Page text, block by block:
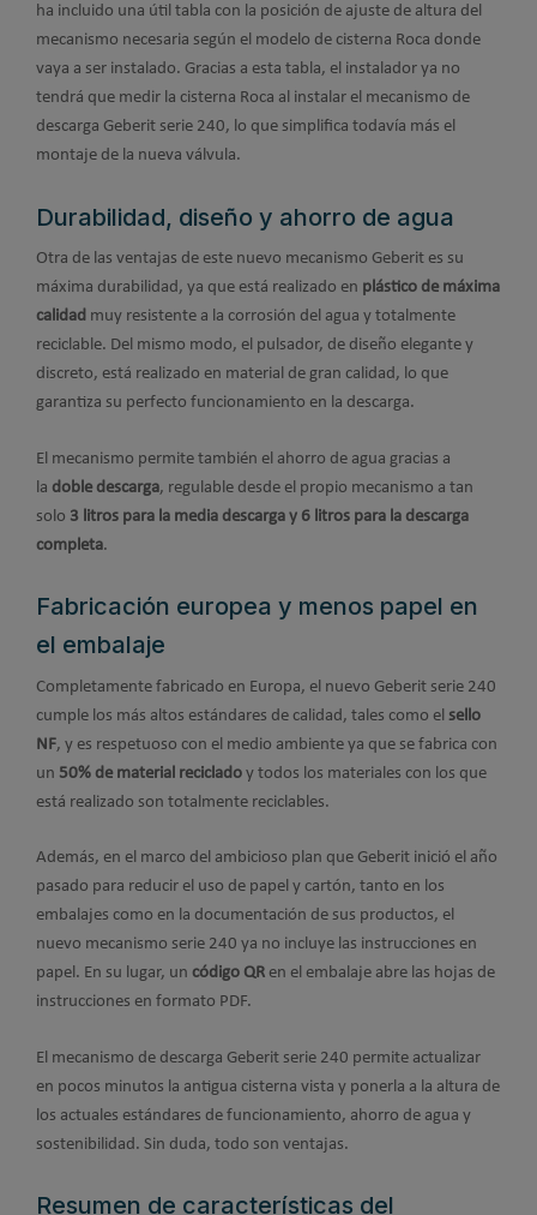
ha incluido una útil tabla con la posición de ajuste de altura del
mecanismo necesaria según el modelo de cisterna Roca donde
vaya a ser instalado. Gracias a esta tabla, el instalador ya no
tendrá que medir la cisterna Roca al instalar el mecanismo de
descarga Geberit serie 240, lo que simplifica todavía más el
montaje de la nueva válvula.
Durabilidad, diseño y ahorro de agua
Otra de las ventajas de este nuevo mecanismo Geberit es su
máxima durabilidad, ya que está realizado en plástico de máxima
calidad muy resistente a la corrosión del agua y totalmente
reciclable. Del mismo modo, el pulsador, de diseño elegante y
discreto, está realizado en material de gran calidad, lo que
garantiza su perfecto funcionamiento en la descarga.
El mecanismo permite también el ahorro de agua gracias a
la doble descarga, regulable desde el propio mecanismo a tan
solo 3 litros para la media descarga y 6 litros para la descarga
completa.
Fabricación europea y menos papel en
el embalaje
Completamente fabricado en Europa, el nuevo Geberit serie 240
cumple los más altos estándares de calidad, tales como el sello
NF, y es respetuoso con el medio ambiente ya que se fabrica con
un 50% de material reciclado y todos los materiales con los que
está realizado son totalmente reciclables.
Además, en el marco del ambicioso plan que Geberit inició el año
pasado para reducir el uso de papel y cartón, tanto en los
embalajes como en la documentación de sus productos, el
nuevo mecanismo serie 240 ya no incluye las instrucciones en
papel. En su lugar, un código QR en el embalaje abre las hojas de
instrucciones en formato PDF.
El mecanismo de descarga Geberit serie 240 permite actualizar
en pocos minutos la antigua cisterna vista y ponerla a la altura de
los actuales estándares de funcionamiento, ahorro de agua y
sostenibilidad. Sin duda, todo son ventajas.
Resumen de características del